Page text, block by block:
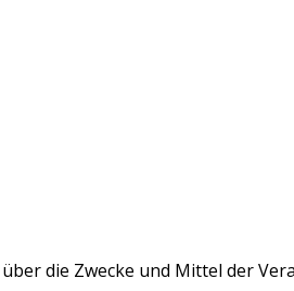
die Zwecke und Mittel der